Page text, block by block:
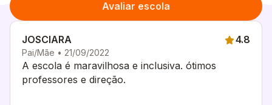
Avaliar escola
JOSCIARA
Pai/Mãe • 21/09/2022
4.8
A escola é maravilhosa e inclusiva. ótimos
professores e direção.